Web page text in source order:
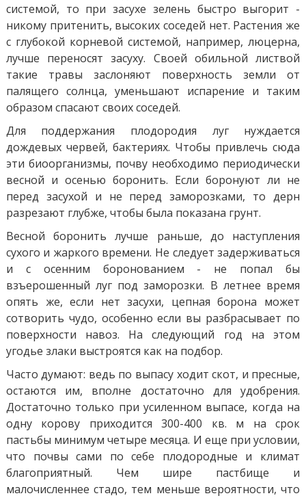
системой, то при засухе зелень быстро выгорит -
никому притенить, высоких соседей нет. Растения же
с глубокой корневой системой, например, люцерна,
лучше переносят засуху. Своей обильной листвой
такие травы заслоняют поверхность земли от
палящего солнца, уменьшают испарение и таким
образом спасают своих соседей.
Для поддержания плодородия луг нуждается
дождевых червей, бактериях. Чтобы привлечь сюда
эти биоорганизмы, почву необходимо периодически
весной и осенью боронить. Если боронуют ли не
перед засухой и не перед заморозками, то дерн
разрезают глубже, чтобы была показана грунт.
Весной боронить лучше раньше, до наступления
сухого и жаркого времени. Не следует задерживаться
и с осенним боронованием - не попал бы
взъерошенный луг под заморозки. В летнее время
опять же, если нет засухи, цепная борона может
сотворить чудо, особенно если вы разбрасывает по
поверхности навоз. На следующий год на этом
угодье злаки выстроятся как на подбор.
Часто думают: ведь по выпасу ходит скот, и пресные,
остаются им, вполне достаточно для удобрения.
Достаточно только при усиленном выпасе, когда на
одну корову приходится 300-400 кв. м на срок
пастьбы минимум четыре месяца. И еще при условии,
что почвы сами по себе плодородные и климат
благоприятный. Чем шире пастбище и
малочисленнее стадо, тем меньше вероятности, что